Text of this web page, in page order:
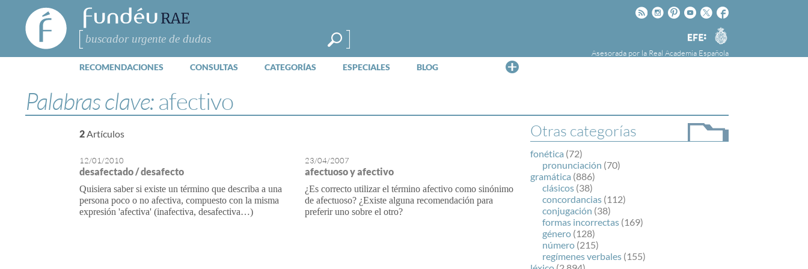
FundéuRAE
- Fundación
del Español
Urgente
Buscar
Facebook
Twitter
Youtube
Pinteres
Instagram
Rss
Agencia
EFE
Asesorada por la Real Academia Española
RECOMENDACIONES CONSULTAS CATEGORÍAS ESPECIALES BLOG
la Agencia Efe y la Real Academia Española,
cuyo objetivo es colaborar con el buen uso del
español en los medios de comunicación y en
Internet.
Palabras clave:afectivo
Otras categorías
fonética (72)
pronunciación (70)
gramática (886)
clásicos (38)
concordancias (112)
conjugación (38)
formas incorrectas (169)
género (128)
número (215)
regímenes verbales (155)
2Artículos
12/01/2010
desafectado / desafecto
Quisiera saber si existe un término que describa a una
persona poco o no afectiva, compuesto con la misma
expresión 'afectiva' (inafectiva, desafectiva…)
23/04/2007
afectuoso y afectivo
¿Es correcto utilizar el término afectivo como sinónimo
de afectuoso? ¿Existe alguna recomendación para
preferir uno sobre el otro?